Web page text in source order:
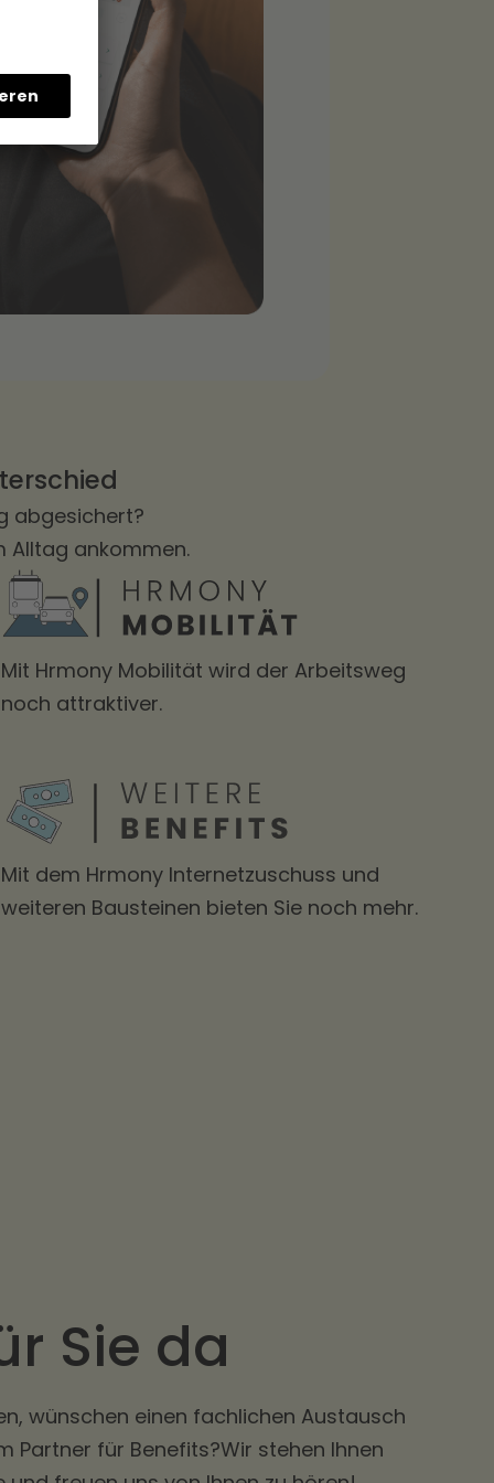
abgesichert?
Alltag ankommen.
Mit Hrmony Mobilität wird der Arbeitsweg
noch attraktiver.
Mit dem Hrmony Internetzuschuss und
weiteren Bausteinen bieten Sie noch mehr.
Sie da
wünschen einen fachlichen Austausch
Partner für Benefits?Wir stehen Ihnen